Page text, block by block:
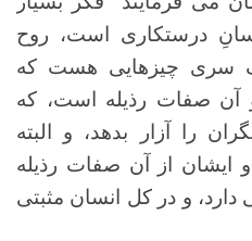
درستکاری است، روح
یک سری چیزهایی هست که
و آن صفات رذیله است، که
را آزار بدهد، و البته
ایشان از آن صفات رذیله
و در کل انسان مثبتی